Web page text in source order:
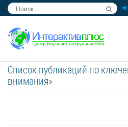
Список публикаций по
внимания»